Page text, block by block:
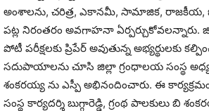
అంశాలను, చరిత్ర, ఎకానమీ, సామాజిక, రాజకీయ,
పట్ల నిరంతరం అవగాహనా ఏర్పర్చుకోవలన్నారు.
పోటీ పరీక్షలకు ప్రిపేర్ అవుతున్న అభ్యర్థులకు
సదుపాయాలను చూసి జిల్లా గ్రంధాలయ సంస్థ
శంకరయ్య ను ఎస్పీ అభినందించారు. ఈ
సంస్థ కార్యదర్శి బుగ్గారెడ్డి, గ్రంథ పాలకులు బి